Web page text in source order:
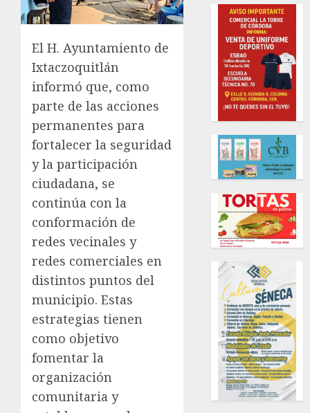
El H. Ayuntamiento de
Ixtaczoquitlán
informó que, como
parte de las acciones
permanentes para
fortalecer la seguridad
y la participación
ciudadana, se
continúa con la
conformación de
redes vecinales y
redes comerciales en
distintos puntos del
municipio. Estas
estrategias tienen
como objetivo
fomentar la
organización
comunitaria y